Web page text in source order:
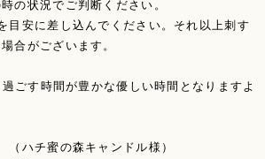
の状況でご判断ください。
目安に差し込んでください。それ以上刺す
合がございます。
ごす時間が豊かな優しい時間となりますよ
ハチ蜜の森キャンドル様）